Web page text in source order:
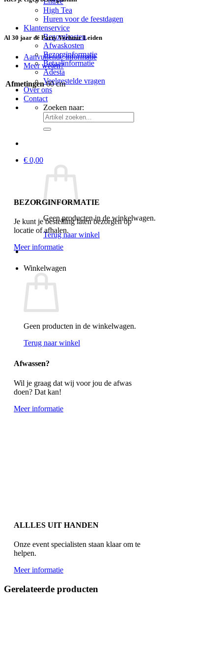
High Tea
Huren voor de feestdagen
Klantenservice
Bezorgkosten
Afwaskosten
Bezorginformatie
Betaalinformatie
Adesta
Veelgestelde vragen
Over ons
Contact
Zoeken naar:
€ 0,00
Geen producten in de winkelwagen.
Terug naar winkel
Winkelwagen
Geen producten in de winkelwagen.
Terug naar winkel
Al 30 jaar dé Party Verhuur Leiden
Aanvullende informatie
Meer weten?
Afmetingen 60 cm
BEZORGINFORMATIE
Je kunt je bestelling laten bezorgen op
locatie of afhalen.
Meer informatie
Afwassen?
Wil je graag dat wij voor jou de afwas
doen? Dat kan!
Meer informatie
ALLLES UIT HANDEN
Onze event specialisten staan klaar om te
helpen.
Meer informatie
Gerelateerde producten